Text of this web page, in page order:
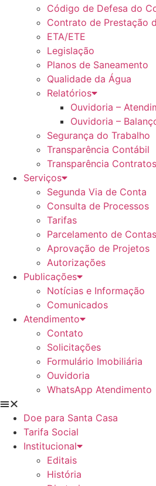
Código de Defesa do
Contrato de Prestação
ETA/ETE
Legislação
Planos de Saneamento
Qualidade da Água
Relatórios
Ouvidoria –
Ouvidoria –
Segurança do Trabalho
Transparência Contábil
Transparência Contratos
Serviços
Segunda Via de Conta
Consulta de Processos
Tarifas
Parcelamento de Contas
Aprovação de Projetos
Autorizações
Publicações
Notícias e Informação
Comunicados
Atendimento
Contato
Solicitações
Formulário Imobiliária
Ouvidoria
WhatsApp Atendimento
Doe para Santa Casa
Tarifa Social
Institucional
Editais
História